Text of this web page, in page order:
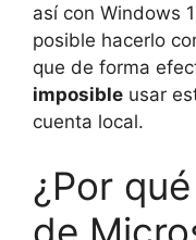
así con Windows
posible hacerlo
que de forma
imposible usar
cuenta local.
¿Por